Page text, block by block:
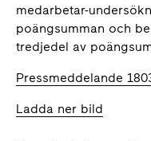
medarbetar-
poängsumman och
tredjedel av
Pressmeddelande
Ladda ner bild